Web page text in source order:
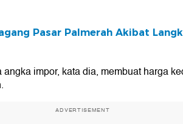
Pasar Palmerah Akibat
impor, kata dia, membuat harga
ADVERTISEMENT